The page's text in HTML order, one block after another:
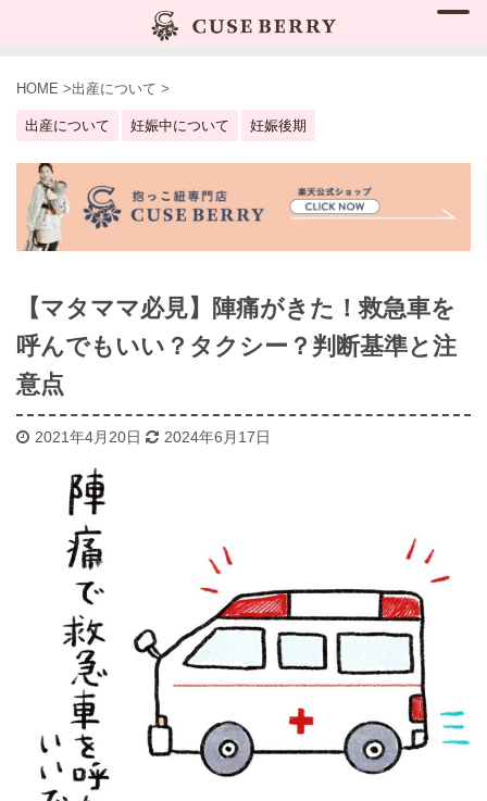
HOME >出産について >
出産について 妊娠中について 妊娠後期
【マタママ必見】陣痛がきた！救急車を
呼んでもいい？タクシー？判断基準と注
意点
2021年4月20日 2024年6月17日